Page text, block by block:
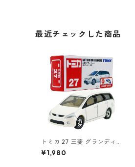
最近チェックした商品
トミカ 27 三菱 グランディ
ス #10688655
¥1,980